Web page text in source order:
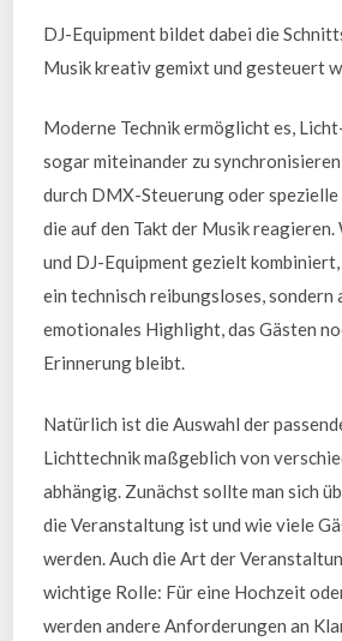
DJ-Equipment bildet dabei die
Musik kreativ gemixt und gesteuert
Moderne Technik ermöglicht es,
sogar miteinander zu
durch DMX-Steuerung oder
die auf den Takt der Musik reagieren.
und DJ-Equipment gezielt
ein technisch reibungsloses, sondern
emotionales Highlight, das Gästen
Erinnerung bleibt.
Natürlich ist die Auswahl der
Lichttechnik maßgeblich von
abhängig. Zunächst sollte man sich
die Veranstaltung ist und wie viele
werden. Auch die Art der
wichtige Rolle: Für eine Hochzeit
werden andere Anforderungen an